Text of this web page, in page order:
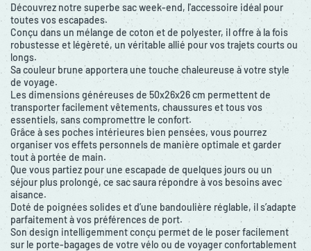
Découvrez notre superbe sac week-end, l'accessoire idéal pour
toutes vos escapades.
Conçu dans un mélange de coton et de polyester, il offre à la fois
robustesse et légèreté, un véritable allié pour vos trajets courts ou
longs.
Sa couleur brune apportera une touche chaleureuse à votre style
de voyage.
Les dimensions généreuses de 50x26x26 cm permettent de
transporter facilement vêtements, chaussures et tous vos
essentiels, sans compromettre le confort.
Grâce à ses poches intérieures bien pensées, vous pourrez
organiser vos effets personnels de manière optimale et garder
tout à portée de main.
Que vous partiez pour une escapade de quelques jours ou un
séjour plus prolongé, ce sac saura répondre à vos besoins avec
aisance.
Doté de poignées solides et d’une bandoulière réglable, il s’adapte
parfaitement à vos préférences de port.
Son design intelligemment conçu permet de le poser facilement
sur le porte-bagages de votre vélo ou de voyager confortablement